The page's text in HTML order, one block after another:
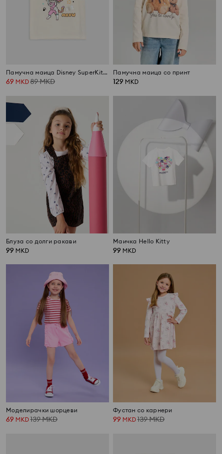
Памучна маица Disney SuperKitties
69 MKD 89MKD
Памучна маица со принт
129 MKD
Блуза со долги ракави
99 MKD
Маичка Hello Kitty
99 MKD
Моделирачки шорцеви
69 MKD 139MKD
Фустан со карнери
99 MKD 139MKD